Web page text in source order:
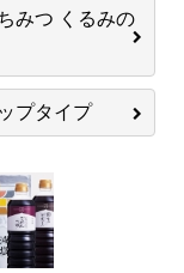
みつ くるみの
プタイプ